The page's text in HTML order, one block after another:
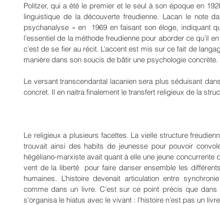
Politzer, qui a été le premier et le seul à son époque en
linguistique de la découverte freudienne. Lacan le note
psychanalyse » en  1969 en faisant son éloge, indiquant
l’essentiel de la méthode freudienne pour aborder ce qu’il
c’est de se fier au récit. L’accent est mis sur ce fait de
manière dans son soucis de bâtir une psychologie concrète.
Le versant transcendantal lacanien sera plus séduisant
concret. Il en naitra finalement le transfert religieux de la
Le religieux a plusieurs facettes. La vielle structure
trouvait ainsi des habits de jeunesse pour pouvoir
hégéliano-marxiste avait quant à elle une jeune concurrente
vent de la liberté  pour faire danser ensemble les
humaines. L’histoire devenait articulation entre
comme dans un livre. C’est sur ce point précis que
s’organisa le hiatus avec le vivant : l’histoire n’est pas un